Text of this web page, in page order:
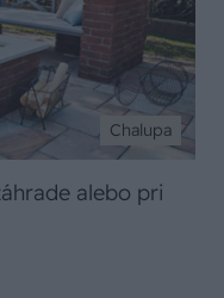
Chalupa
alebo pri